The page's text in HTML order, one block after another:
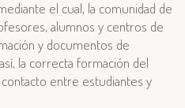
el cual, la comunidad de
alumnos y centros de
y documentos de
la correcta formación del
entre estudiantes y